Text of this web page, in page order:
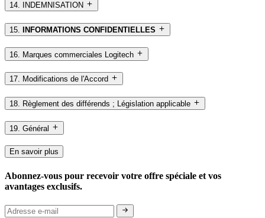
14. INDEMNISATION
15. INFORMATIONS CONFIDENTIELLES
16. Marques commerciales Logitech
17. Modifications de l'Accord
18. Règlement des différends ; Législation applicable
19. Général
En savoir plus
Abonnez-vous pour recevoir votre offre spéciale et vos
avantages exclusifs.